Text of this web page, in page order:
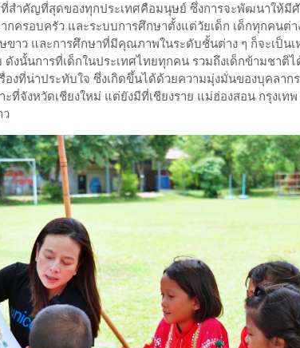
ที่สำคัญที่สุดของทุกประเทศคือมนุษย์ ซึ่งการจะพัฒนาให้มี
ากครอบครัว และระบบการศึกษาตั้งแต่วัยเด็ก เด็กทุกคนต่
ขาว และการศึกษาที่มีคุณภาพในระดับชั้นต่าง ๆ ก็จะเป็น
ดังนั้นการที่เด็กในประเทศไทยทุกคน รวมถึงเด็กข้ามชาติไ
รื่องที่น่าประทับใจ ซึ่งเกิดขึ้นได้ด้วยความมุ่งมั่นของบุคลา
ที่จังหวัดเชียงใหม่ แต่ยังมีที่เชียงราย แม่ฮ่องสอน กรุงเท
ว